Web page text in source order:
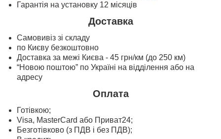
Гарантія на установку 12 місяців
Доставка
Самовивіз зі складу
по Києву безкоштовно
Доставка за межі Києва - 45 грн/км (до 250 км)
“Новою поштою” по Україні на відділення або на
адресу
Оплата
Готівкою;
Visa, MasterСard або Приват24;
Безготівково (з ПДВ і без ПДВ);